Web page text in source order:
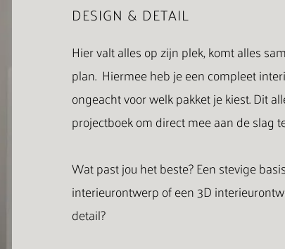
DESIGN & DETAIL
Hier valt alles op zijn plek, komt alles
plan. Hiermee heb je een compleet
ongeachtvoor welk pakket je kiest.Dit
projectboek omdirect mee aan de slag
Wat past jou het beste?Een stevige
interieurontwerp of een 3D
detail?